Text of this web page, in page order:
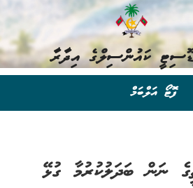
ކައުންސިލްގެ އިދާރާ
ފޮޓޯ އަލްބަމް
ނަން ބަދަލުކުރުމާ ގުޅޭ